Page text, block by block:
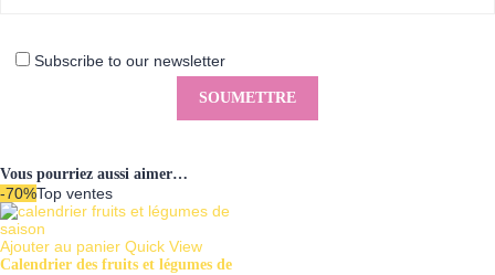
Subscribe to our newsletter
Vous pourriez aussi aimer…
-70%Top ventes
Ajouter au panier Quick View
Calendrier des fruits et légumes de